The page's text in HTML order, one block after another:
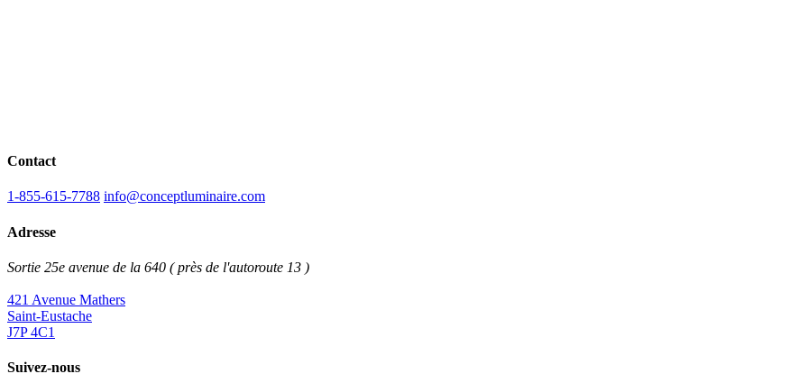
Contact
1-855-615-7788 info@conceptluminaire.com
Adresse
Sortie 25e avenue de la 640 ( près de l'autoroute 13 )
421 Avenue Mathers
Saint-Eustache
J7P 4C1
Suivez-nous